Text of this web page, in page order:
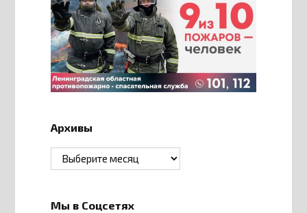
Архивы
Архивы
Мы в Соцсетях